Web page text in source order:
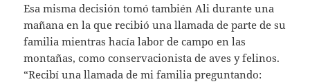
Esa misma decisión tomó también Ali durante una
mañana en la que recibió una llamada de parte de su
familia mientras hacía labor de campo en las
montañas, como conservacionista de aves y felinos.
“Recibí una llamada de mi familia preguntando: